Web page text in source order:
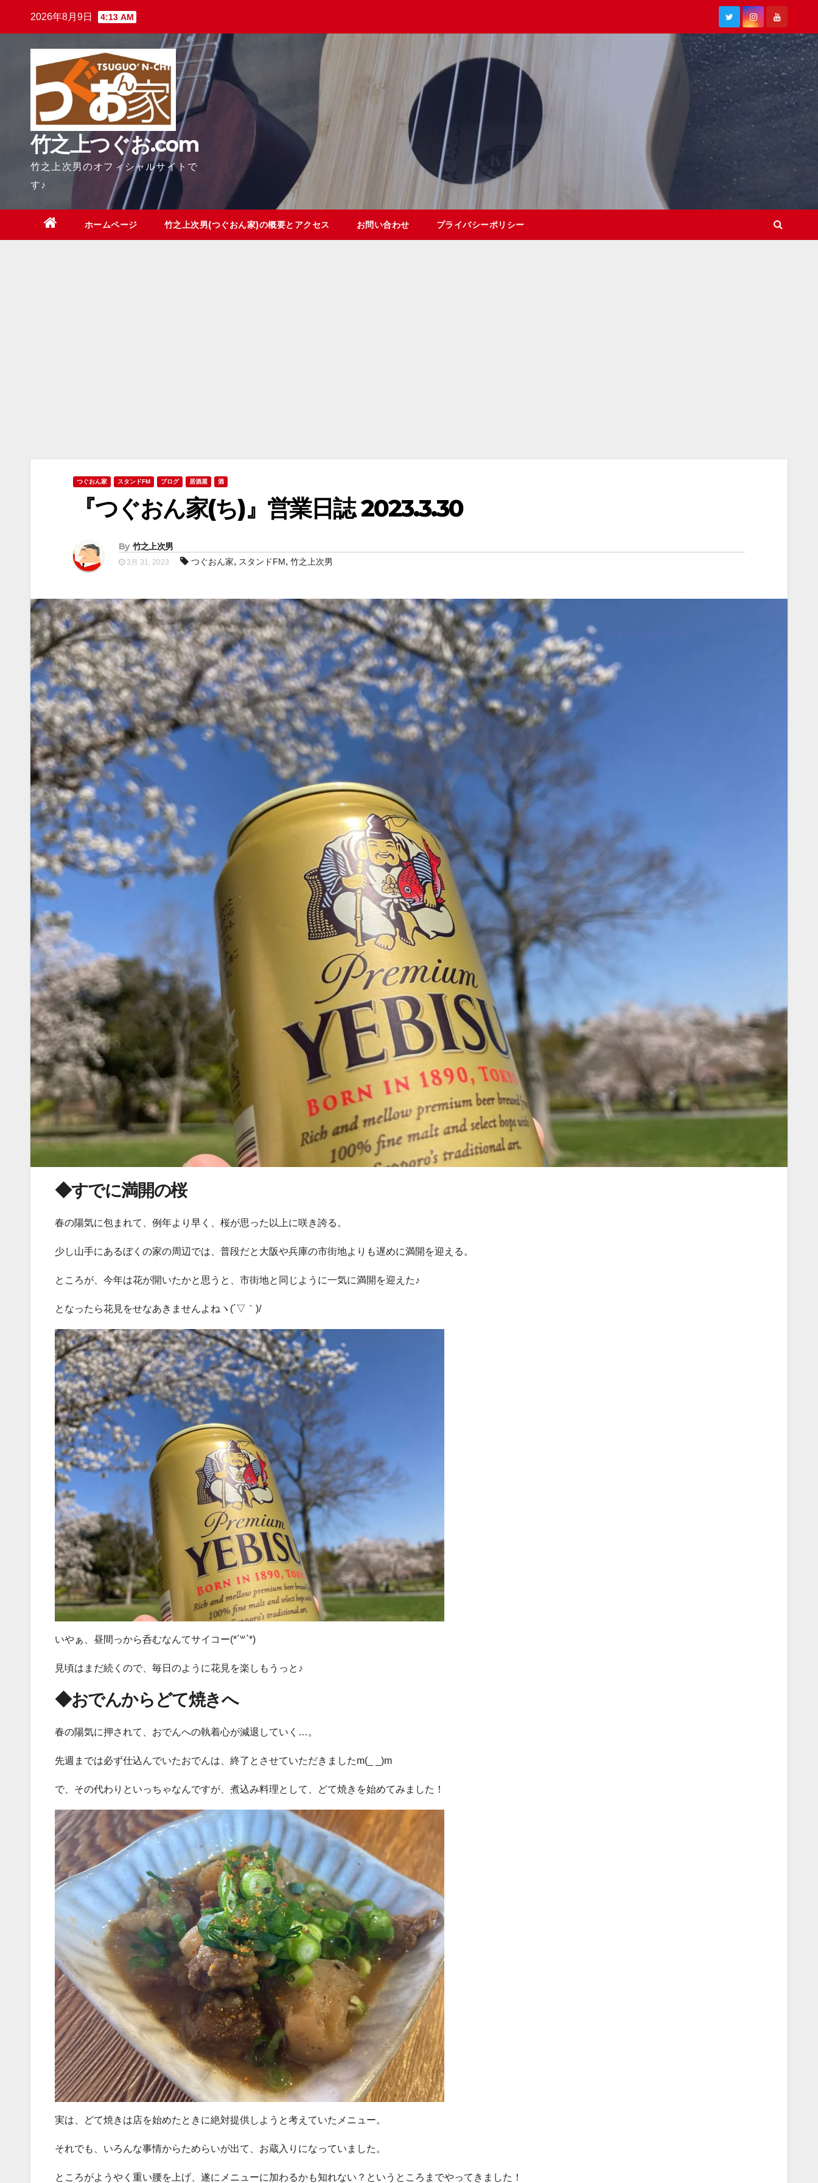
2026年8月9日 4:13 AM
竹之上つぐお.com
竹之上次男のオフィシャルサイトで
す♪
ホームページ 竹之上次男(つぐおん家)の概要とアクセス お問い合わせ プライバシーポリシー
つぐおん家 スタンドFM ブログ 居酒屋 酒
『つぐおん家(ち)』営業日誌 2023.3.30
By 竹之上次男
3月 31, 2023 つぐおん家, スタンドFM, 竹之上次男
◆すでに満開の桜
春の陽気に包まれて、例年より早く、桜が思った以上に咲き誇る。
少し山手にあるぼくの家の周辺では、普段だと大阪や兵庫の市街地よりも遅めに満開を迎える。
ところが、今年は花が開いたかと思うと、市街地と同じように一気に満開を迎えた♪
となったら花見をせなあきませんよねヽ(´▽｀)/
いやぁ、昼間っから呑むなんてサイコー(*´꒳`*)
見頃はまだ続くので、毎日のように花見を楽しもうっと♪
◆おでんからどて焼きへ
春の陽気に押されて、おでんへの執着心が減退していく…。
先週までは必ず仕込んでいたおでんは、終了とさせていただきましたm(_ _)m
で、その代わりといっちゃなんですが、煮込み料理として、どて焼きを始めてみました！
実は、どて焼きは店を始めたときに絶対提供しようと考えていたメニュー。
それでも、いろんな事情からためらいが出て、お蔵入りになっていました。
ところがようやく重い腰を上げ、遂にメニューに加わるかも知れない？というところまでやってきました！